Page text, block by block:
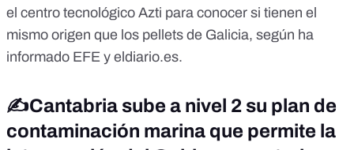
el centro tecnológico Azti para conocer si tienen el
mismo origen que los pellets de Galicia, según ha
informado EFE y eldiario.es.
✍️Cantabria sube a nivel 2 su plan de
contaminación marina que permite la